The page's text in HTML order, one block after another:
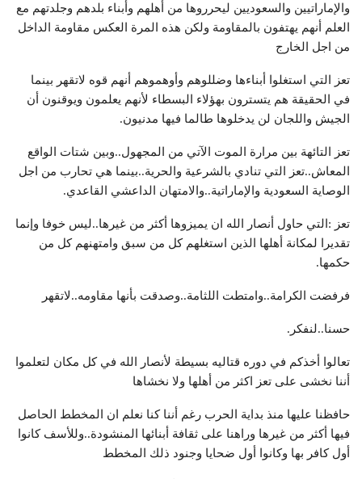
والإماراتيين والسعوديين ليحرروها من أهلهم وأبناء بلدهم وجلدتهم مع
العلم أنهم يهتفون بالمقاومة ولكن هذه المرة العكس مقاومة الداخل
من اجل الخارج
تعز التي استغلوا أبناءها وضللوهم وأوهموهم أنهم قوه لاتقهر بينما
في الحقيقة هم يتسترون بهؤلاء البسطاء لأنهم يعلمون ويوقنون أن
الجيش واللجان لن يدخلوها طالما فيها مدنيون.
تعز التائهة بين مرارة الموت الآتي من المجهول..وبين شتات الواقع
المعاش..تعز التي تنادي بالشرعية والحرية..بينما هي تحارب من اجل
الوصاية السعودية والإماراتية..والامتهان الداعشي القاعدي.
تعز :التي حاول أنصار الله ان يميزوها أكثر من غيرها..ليس خوفا وإنما
تقديرا لمكانة أهلها الذين استغلهم كل من سبق وامتهنهم كل من
حكمها.
فرفضت الكرامة..وامتطت اللثامة..وصدقت بأنها مقاومه..لاتقهر
حسنا..لنفكر.
تعالوا أخذكم في دوره قتاليه بسيطة لأنصار الله في كل مكان لتعلموا
أننا نخشى على تعز اكثر من أهلها ولا نخشاها
حافظنا عليها منذ بداية الحرب رغم أننا كنا نعلم ان المخطط الحاصل
فيها أكثر من غيرها وراهنا على ثقافة أبنائها المنشودة..وللأسف كانوا
أول كافر بها وكانوا أول ضحايا وجنود ذلك المخطط